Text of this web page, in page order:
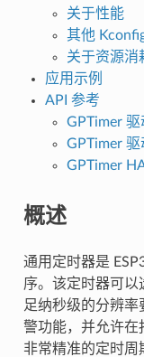
关于性能
其他
关于资源消
应用示例
API 参考
GPTimer 驱
GPTimer 驱
GPTimer
概述
通用定时器是
序。该定时器可
足纳秒级的分辨
警功能，并允许在
非常精准的定时周